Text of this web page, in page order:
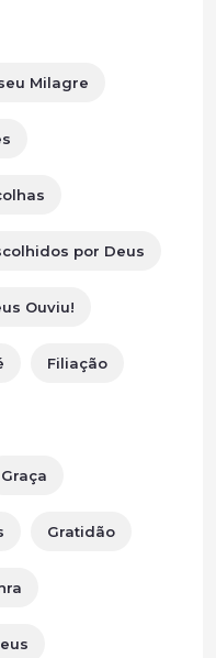
Milagre
por Deus
Ouviu!
Filiação
Graça
Gratidão